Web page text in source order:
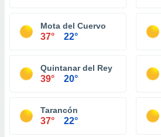
Mota del Cuervo
37° 22°
Quintanar del Rey
39° 20°
Tarancón
37° 22°